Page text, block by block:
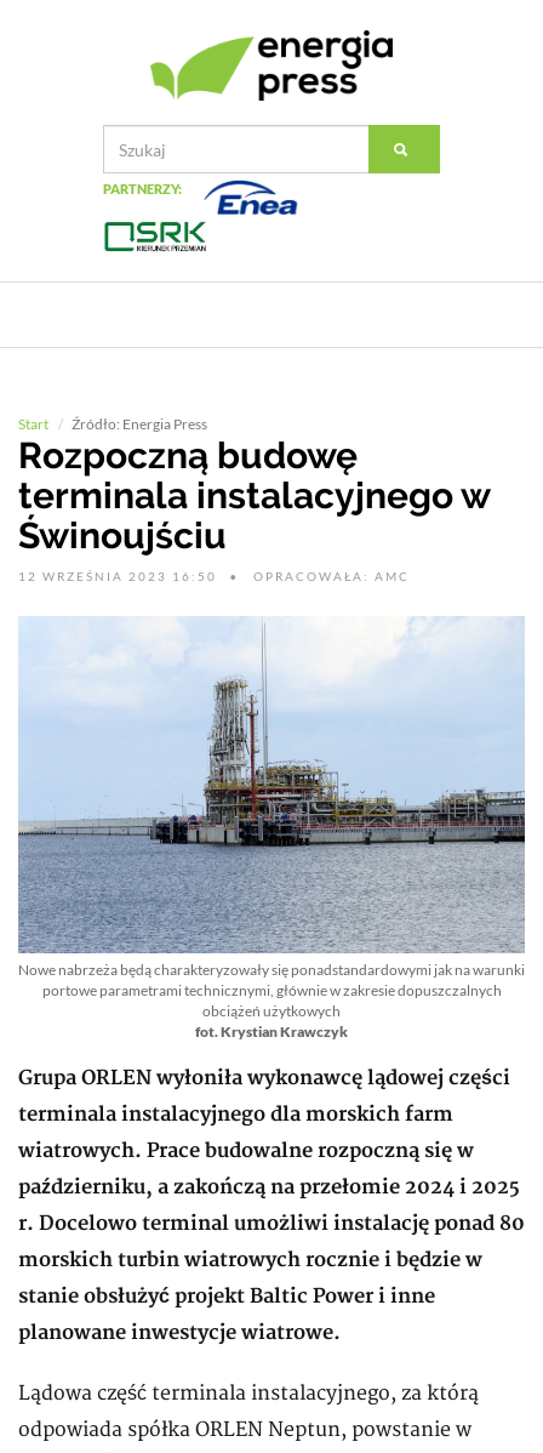
PARTNERZY:
Start Źródło: Energia Press
Rozpoczną budowę
terminala instalacyjnego w
Świnoujściu
12 WRZEŚNIA 2023 16:50 OPRACOWAŁA: AMC
Nowe nabrzeża będą charakteryzowały się ponadstandardowymi jak na warunki
portowe parametrami technicznymi, głównie w zakresie dopuszczalnych
obciążeń użytkowych
fot. Krystian Krawczyk
Grupa ORLEN wyłoniła wykonawcę lądowej części
terminala instalacyjnego dla morskich farm
wiatrowych. Prace budowalne rozpoczną się w
październiku, a zakończą na przełomie 2024 i 2025
r. Docelowo terminal umożliwi instalację ponad 80
morskich turbin wiatrowych rocznie i będzie w
stanie obsłużyć projekt Baltic Power i inne
planowane inwestycje wiatrowe.
Lądowa część terminala instalacyjnego, za którą
odpowiada spółka ORLEN Neptun, powstanie w